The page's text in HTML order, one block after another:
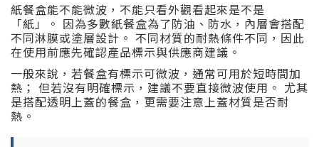
紙餐盒能不能微波，不能只看外觀看起來是不是
「紙」。 因為多數紙餐盒為了防油、防水，內層會搭配
不同淋膜或塗層設計。 不同材質的耐熱條件不同，因此
在使用前應先確認產品標示與供應商建議。
一般來說，若餐盒有標示可微波，通常可用於短時間加
熱； 但若沒有明確標示，建議不要直接微波使用。 尤其
是搭配透明上蓋的餐盒，更需要注意上蓋材質是否耐
熱。